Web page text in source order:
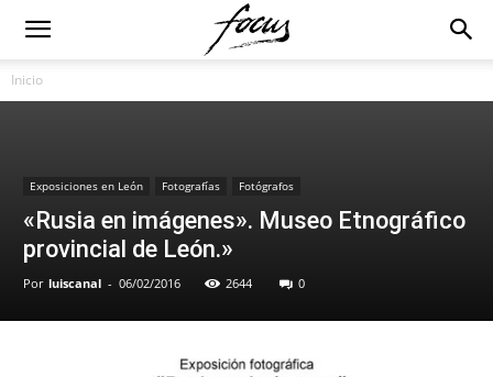
Inicio
Exposiciones en León Fotografías Fotógrafos
«Rusia en imágenes». Museo Etnográfico
provincial de León.»
Por luiscanal - 06/02/2016 2644 0